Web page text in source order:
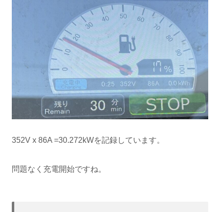
352V x 86A =30.272kWを記録しています。
問題なく充電開始ですね。